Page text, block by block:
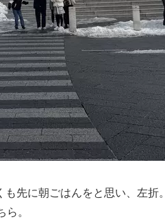
先に朝ごはんをと思い、左折
。